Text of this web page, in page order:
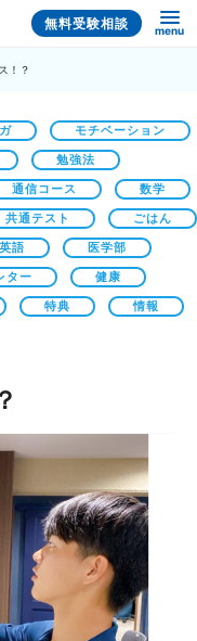
無料受験相談 menu
！？
モチベーション
勉強法
通信コース 数学
共通テスト ごはん
英語 医学部
ター 健康
特典 情報